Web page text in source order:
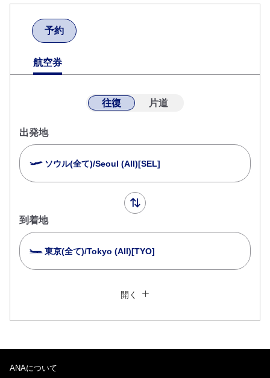
予約
航空券
往復 片道
出発地
ソウル(全て)/Seoul (All)[SEL]
到着地
東京(全て)/Tokyo (All)[TYO]
運賃タイプ指定なし
往路出発日および時間帯
開く
ANAについて